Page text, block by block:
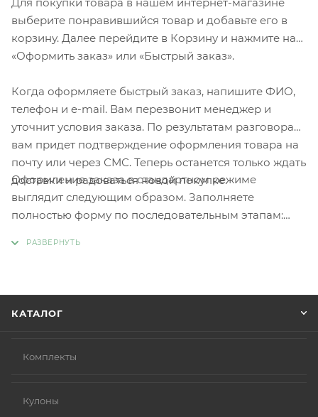
выберите понравившийся товар и добавьте его в
корзину. Далее перейдите в Корзину и нажмите на
«Оформить заказ» или «Быстрый заказ».
Когда оформляете быстрый заказ, напишите ФИО,
телефон и e-mail. Вам перезвонит менеджер и
уточнит условия заказа. По результатам разговора
вам придет подтверждение оформления товара на
почту или через СМС. Теперь останется только ждать
доставки и радоваться новой покупке.
Оформление заказа в стандартном режиме
выглядит следующим образом. Заполняете
полностью форму по последовательным этапам:
КАТАЛОГ
Комплекты
Кулоны